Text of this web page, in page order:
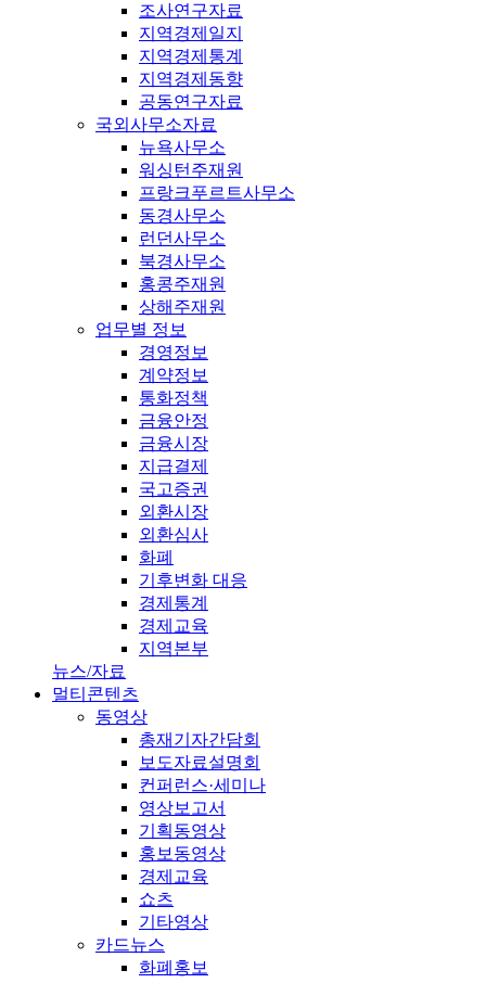
조사연구자료
지역경제일지
지역경제통계
지역경제동향
공동연구자료
국외사무소자료
뉴욕사무소
워싱턴주재원
프랑크푸르트사무소
동경사무소
런던사무소
북경사무소
홍콩주재원
상해주재원
업무별 정보
경영정보
계약정보
통화정책
금융안정
금융시장
지급결제
국고증권
외환시장
외환심사
화폐
기후변화 대응
경제통계
경제교육
지역본부
뉴스/자료
멀티콘텐츠
동영상
총재기자간담회
보도자료설명회
컨퍼런스·세미나
영상보고서
기획동영상
홍보동영상
경제교육
쇼츠
기타영상
카드뉴스
화폐홍보